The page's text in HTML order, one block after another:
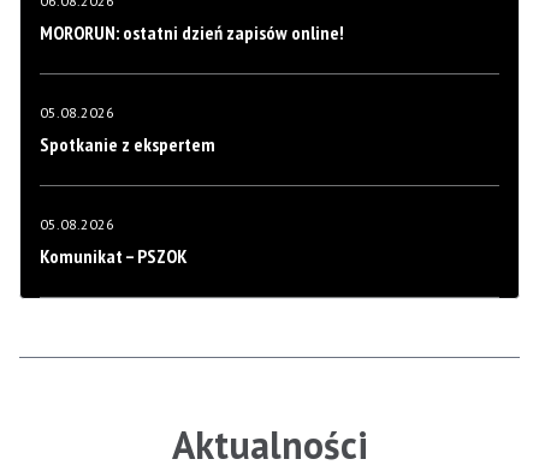
MORORUN: ostatni dzień zapisów online!
05.08.2026
Spotkanie z ekspertem
05.08.2026
Komunikat – PSZOK
Aktualności